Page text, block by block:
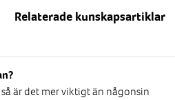
Relaterade kunskapsartiklar
är det mer viktigt än någonsin